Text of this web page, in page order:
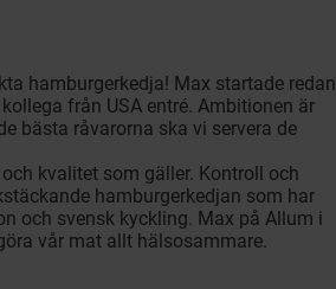
hamburgerkedja! Max startade redan
från USA entré. Ambitionen är
bästa råvarorna ska vi servera de
kvalitet som gäller. Kontroll och
hamburgerkedjan som har
och svensk kyckling. Max på Allum i
vår mat allt hälsosammare.